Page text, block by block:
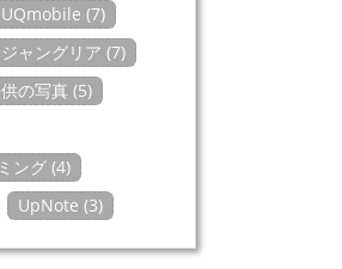
UQmobile (7)
ジャングリア (7)
の写真 (5)
ング (4)
UpNote (3)